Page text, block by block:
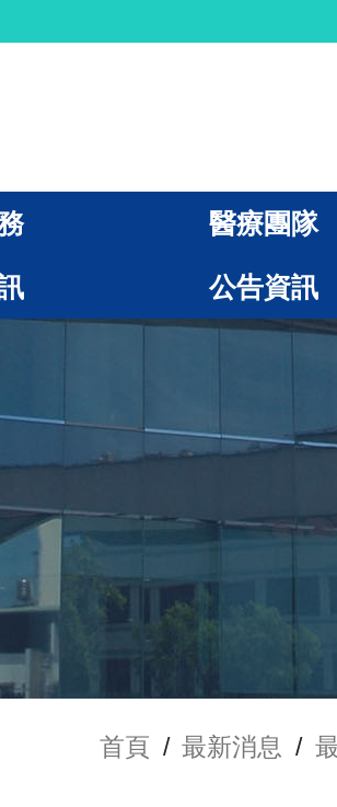
醫療團隊
公告資訊
首頁 / 最新消息 /